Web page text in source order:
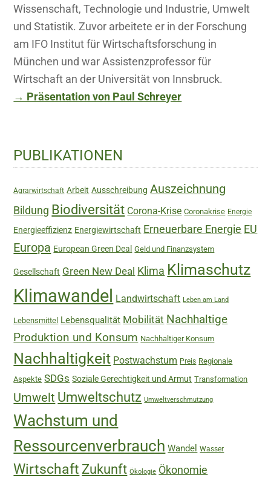
Wissenschaft, Technologie und Industrie, Umwelt
und Statistik. Zuvor arbeitete er in der Forschung
am IFO Institut für Wirtschaftsforschung in
München und war Assistenzprofessor für
Wirtschaft an der Universität von Innsbruck.
→ Präsentation von Paul Schreyer
Haupt-
Sidebar
PUBLIKATIONEN
Agrarwirtschaft Arbeit Ausschreibung Auszeichnung
Bildung Biodiversität Corona-Krise Coronakrise Energie
Energieeffizienz Energiewirtschaft Erneuerbare Energie EU
Europa European Green Deal Geld und Finanzsystem
Gesellschaft Green New Deal Klima Klimaschutz
Klimawandel Landwirtschaft Leben am Land
Lebensmittel Lebensqualität Mobilität Nachhaltige
Produktion und Konsum Nachhaltiger Konsum
Nachhaltigkeit Postwachstum Preis Regionale
Aspekte SDGs Soziale Gerechtigkeit und Armut Transformation
Umwelt Umweltschutz Umweltverschmutzung
Wachstum und
Ressourcenverbrauch Wandel Wasser
Wirtschaft Zukunft Ökologie Ökonomie